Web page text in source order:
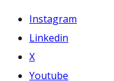
Instagram
Linkedin
X
Youtube